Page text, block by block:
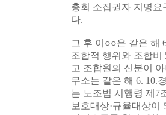
총회 소집권자 지명
다.
그 후 이○○은 같은 해
조합적 행위와 조합
고 조합원의 신분이
무소는 같은 해 6. 10.
는 노조법 시행령 제7
보호대상·규율대상